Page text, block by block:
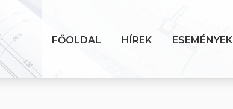
FŐOLDAL HÍREK ESEMÉNYEK